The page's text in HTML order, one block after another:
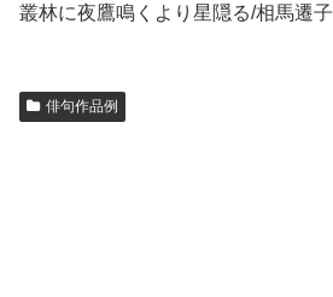
叢林に夜鷹鳴くより星隠る/相馬遷子
俳句作品例